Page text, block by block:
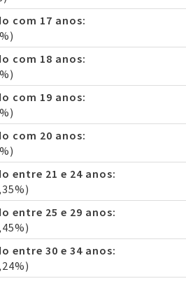
com 17 anos:
com 18 anos:
com 19 anos:
com 20 anos:
entre 21 e 24 anos:
entre 25 e 29 anos:
entre 30 e 34 anos: